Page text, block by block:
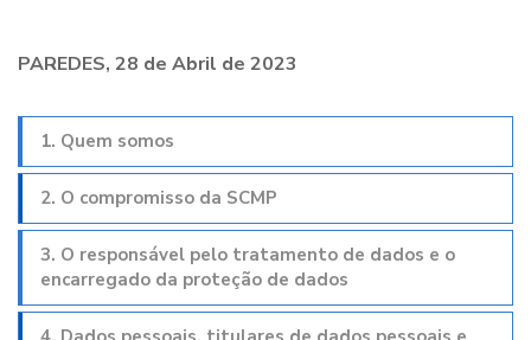
PAREDES, 28 de Abril de 2023
1. Quem somos
2. O compromisso da SCMP
3. O responsável pelo tratamento de dados e o
encarregado da proteção de dados